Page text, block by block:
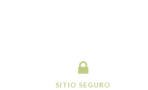
SITIO SEGURO